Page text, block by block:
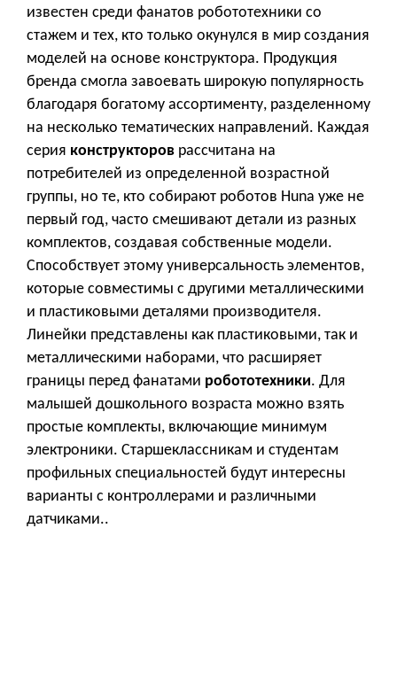
известен среди фанатов робототехники со
стажем и тех, кто только окунулся в мир создания
моделей на основе конструктора. Продукция
бренда смогла завоевать широкую популярность
благодаря богатому ассортименту, разделенному
на несколько тематических направлений. Каждая
серия конструкторов рассчитана на
потребителей из определенной возрастной
группы, но те, кто собирают роботов Huna уже не
первый год, часто смешивают детали из разных
комплектов, создавая собственные модели.
Способствует этому универсальность элементов,
которые совместимы с другими металлическими
и пластиковыми деталями производителя.
Линейки представлены как пластиковыми, так и
металлическими наборами, что расширяет
границы перед фанатами робототехники. Для
малышей дошкольного возраста можно взять
простые комплекты, включающие минимум
электроники. Старшеклассникам и студентам
профильных специальностей будут интересны
варианты с контроллерами и различными
датчиками..